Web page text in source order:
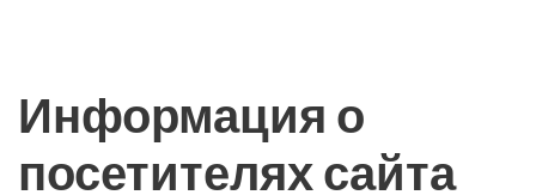
Информация о
посетителях сайта